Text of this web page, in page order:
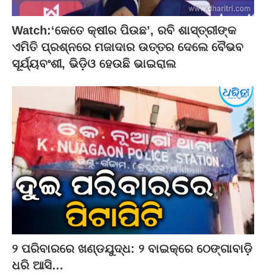
Watch:‘କେତେ କ୍ଷୀର ପିଉଛ’, ରବି ଶାସ୍ତ୍ରୀଙ୍କ
ଏମିତି ପ୍ରଶ୍ନରେ ମଜାଦାର ଉତ୍ତର ଦେଲେ ବୈଭବ
ସୂର୍ଯ୍ୟବଂଶୀ, ଭିଡ଼ିଓ ହେଉଛି ଭାଇରାଲ
୨ ପରିବାରରେ ଖଣ୍ଡଯୁଦ୍ଧ: ୨ ବାଇକ୍‌ରେ ଠେଙ୍ଗାବାଡ଼ି
ଧରି ଆସି…